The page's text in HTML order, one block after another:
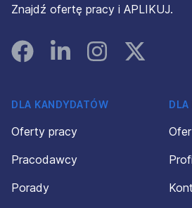
Znajdź ofertę pracy i APLIKUJ.
FacebookLinked InInstagramInstagram
DLA KANDYDATÓW
Oferty pracy
Pracodawcy
Porady
DLA